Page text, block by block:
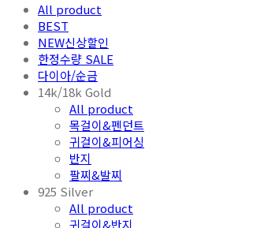
All product
BEST
NEW신상할인
한정수량 SALE
다이아/순금
14k/18k Gold
All product
목걸이&펜던트
귀걸이&피어싱
반지
팔찌&발찌
925 Silver
All product
귀걸이&반지